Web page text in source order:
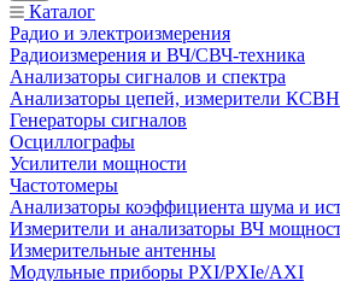
Каталог
Радио и электроизмерения
Радиоизмерения и ВЧ/СВЧ-техника
Анализаторы сигналов и спектра
Анализаторы цепей, измерители КСВН
Генераторы сигналов
Осциллографы
Усилители мощности
Частотомеры
Анализаторы коэффициента шума и
Измерители и анализаторы ВЧ
Измерительные антенны
Модульные приборы PXI/PXIe/AXI